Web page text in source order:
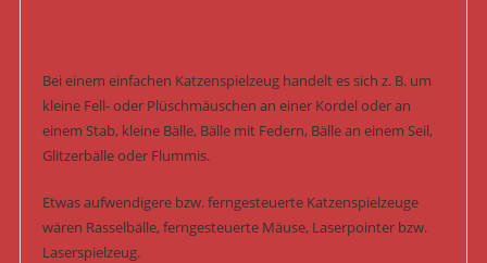
Bei einem einfachen Katzenspielzeug handelt es sich z. B. um
kleine Fell- oder Plüschmäuschen an einer Kordel oder an
einem Stab, kleine Bälle, Bälle mit Federn, Bälle an einem Seil,
Glitzerbälle oder Flummis.
Etwas aufwendigere bzw. ferngesteuerte Katzenspielzeuge
wären Rasselbälle, ferngesteuerte Mäuse, Laserpointer bzw.
Laserspielzeug.